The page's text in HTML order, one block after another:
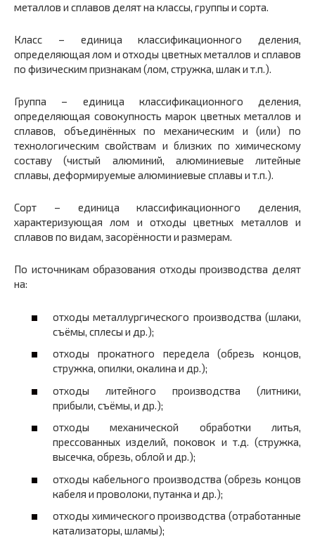
металлов и сплавов делят на классы, группы и сорта.
Класс – единица классификационного деления,
определяющая лом и отходы цветных металлов и сплавов
по физическим признакам (лом, стружка, шлак и т.п.).
Группа – единица классификационного деления,
определяющая совокупность марок цветных металлов и
сплавов, объединённых по механическим и (или) по
технологическим свойствам и близких по химическому
составу (чистый алюминий, алюминиевые литейные
сплавы, деформируемые алюминиевые сплавы и т.п.).
Сорт – единица классификационного деления,
характеризующая лом и отходы цветных металлов и
сплавов по видам, засорённости и размерам.
По источникам образования отходы производства делят
на:
отходы металлургического производства (шлаки,
съёмы, сплесы и др.);
отходы прокатного передела (обрезь концов,
стружка, опилки, окалина и др.);
отходы литейного производства (литники,
прибыли, съёмы, и др.);
отходы механической обработки литья,
прессованных изделий, поковок и т.д. (стружка,
высечка, обрезь, облой и др.);
отходы кабельного производства (обрезь концов
кабеля и проволоки, путанка и др.);
отходы химического производства (отработанные
катализаторы, шламы);